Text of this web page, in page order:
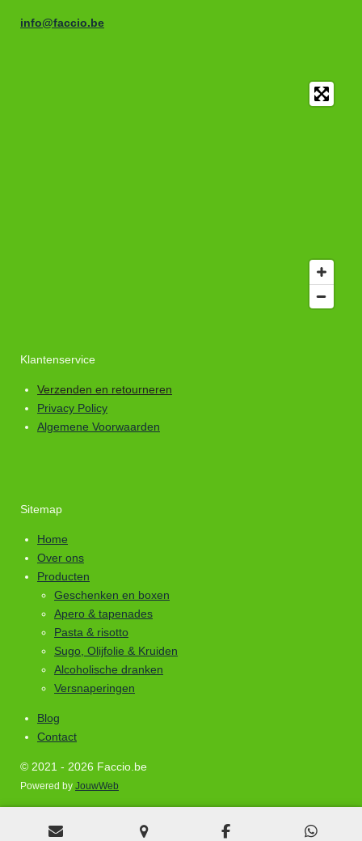
info@faccio.be
Klantenservice
Verzenden en retourneren
Privacy Policy
Algemene Voorwaarden
Sitemap
Home
Over ons
Producten
Geschenken en boxen
Apero & tapenades
Pasta & risotto
Sugo, Olijfolie & Kruiden
Alcoholische dranken
Versnaperingen
Blog
Contact
© 2021 - 2026 Faccio.be
Powered by JouwWeb